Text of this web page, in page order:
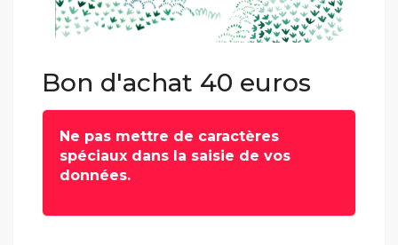
Bon d'achat 40 euros
Ne pas mettre de caractères
spéciaux dans la saisie de vos
données.